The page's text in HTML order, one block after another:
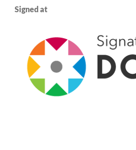
Signed at